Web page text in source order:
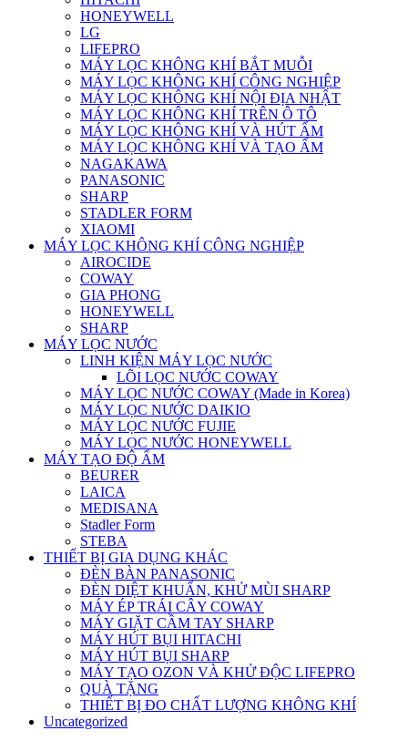
HONEYWELL
LG
LIFEPRO
MÁY LỌC KHÔNG KHÍ BẮT MUỖI
MÁY LỌC KHÔNG KHÍ CÔNG NGHIỆP
MÁY LỌC KHÔNG KHÍ NỘI ĐỊA NHẬT
MÁY LỌC KHÔNG KHÍ TRÊN Ô TÔ
MÁY LỌC KHÔNG KHÍ VÀ HÚT ẨM
MÁY LỌC KHÔNG KHÍ VÀ TẠO ẨM
NAGAKAWA
PANASONIC
SHARP
STADLER FORM
XIAOMI
MÁY LỌC KHÔNG KHÍ CÔNG NGHIỆP
AIROCIDE
COWAY
GIA PHONG
HONEYWELL
SHARP
MÁY LỌC NƯỚC
LINH KIỆN MÁY LỌC NƯỚC
LÕI LỌC NƯỚC COWAY
MÁY LỌC NƯỚC COWAY (Made in Korea)
MÁY LỌC NƯỚC DAIKIO
MÁY LỌC NƯỚC FUJIE
MÁY LỌC NƯỚC HONEYWELL
MÁY TẠO ĐỘ ẨM
BEURER
LAICA
MEDISANA
Stadler Form
STEBA
THIẾT BỊ GIA DỤNG KHÁC
ĐÈN BÀN PANASONIC
ĐÈN DIỆT KHUẨN, KHỬ MÙI SHARP
MÁY ÉP TRÁI CÂY COWAY
MÁY GIẶT CẦM TAY SHARP
MÁY HÚT BỤI HITACHI
MÁY HÚT BỤI SHARP
MÁY TẠO OZON VÀ KHỬ ĐỘC LIFEPRO
QUÀ TẶNG
THIẾT BỊ ĐO CHẤT LƯỢNG KHÔNG KHÍ
Uncategorized